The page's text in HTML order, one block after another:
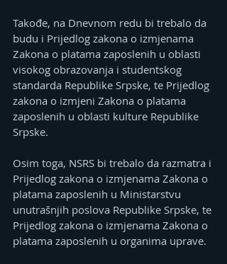
Takođe, na Dnevnom redu bi trebalo da
budu i Prijedlog zakona o izmjenama
Zakona o platama zaposlenih u oblasti
visokog obrazovanja i studentskog
standarda Republike Srpske, te Prijedlog
zakona o izmjeni Zakona o platama
zaposlenih u oblasti kulture Republike
Srpske.
Osim toga, NSRS bi trebalo da razmatra i
Prijedlog zakona o izmjenama Zakona o
platama zaposlenih u Ministarstvu
unutrašnjih poslova Republike Srpske, te
Prijedlog zakona o izmjenama Zakona o
platama zaposlenih u organima uprave.